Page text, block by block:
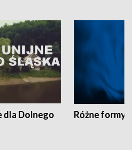
dla Dolnego
Różne formy